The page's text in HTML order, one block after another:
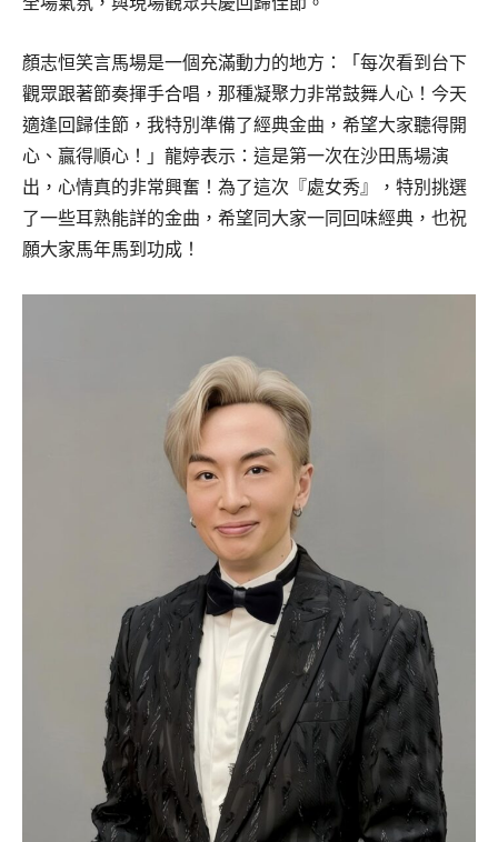
顏志恒笑言馬場是一個充滿動力的地方：「每次看到台下
觀眾跟著節奏揮手合唱，那種凝聚力非常鼓舞人心！今天
適逢回歸佳節，我特別準備了經典金曲，希望大家聽得開
心、贏得順心！」龍婷表示：這是第一次在沙田馬場演
出，心情真的非常興奮！為了這次『處女秀』，特別挑選
了一些耳熟能詳的金曲，希望同大家一同回味經典，也祝
願大家馬年馬到功成！